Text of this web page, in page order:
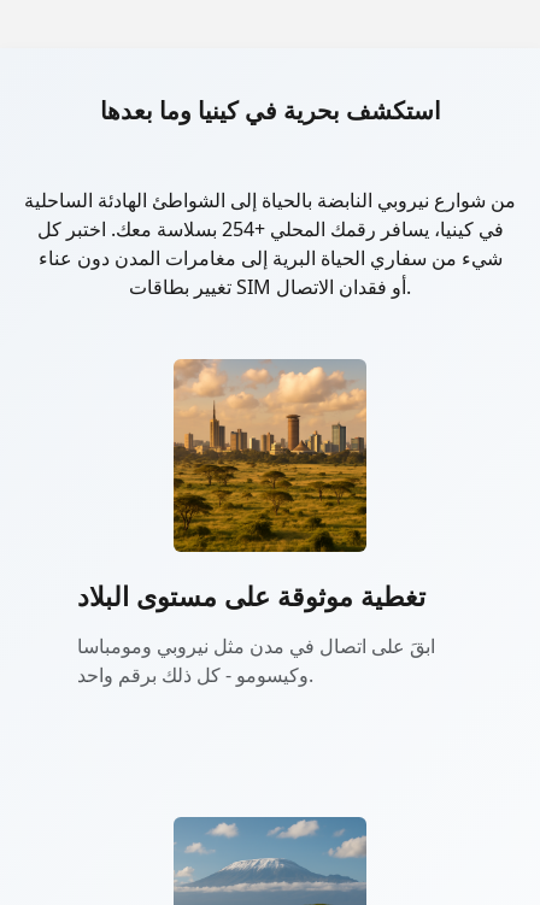
استكشف بحرية في كينيا وما بعدها
من شوارع نيروبي النابضة بالحياة إلى الشواطئ الهادئة الساحلية
في كينيا، يسافر رقمك المحلي +254 بسلاسة معك. اختبر كل
شيء من سفاري الحياة البرية إلى مغامرات المدن دون عناء
تغيير بطاقات SIM أو فقدان الاتصال.
تغطية موثوقة على مستوى البلاد
ابقَ على اتصال في مدن مثل نيروبي ومومباسا
وكيسومو - كل ذلك برقم واحد.